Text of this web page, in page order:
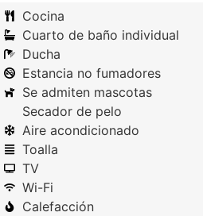
Cocina
Cuarto de baño individual
Ducha
Estancia no fumadores
Se admiten mascotas
Secador de pelo
Aire acondicionado
Toalla
TV
Wi-Fi
Calefacción